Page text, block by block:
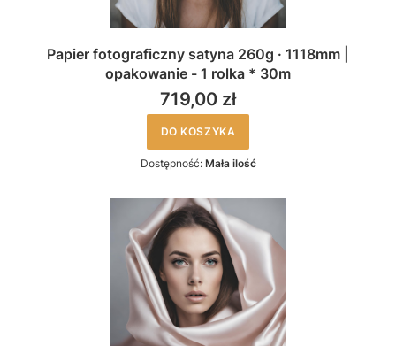
Papier fotograficzny satyna 260g · 1118mm |
opakowanie - 1 rolka * 30m
719,00 zł
DO KOSZYKA
Dostępność: Mała ilość